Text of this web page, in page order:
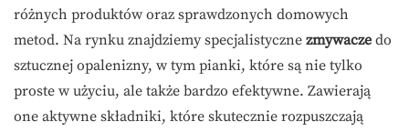
różnych produktów oraz sprawdzonych domowych
metod. Na rynku znajdziemy specjalistyczne zmywacze do
sztucznej opalenizny, w tym pianki, które są nie tylko
proste w użyciu, ale także bardzo efektywne. Zawierają
one aktywne składniki, które skutecznie rozpuszczają